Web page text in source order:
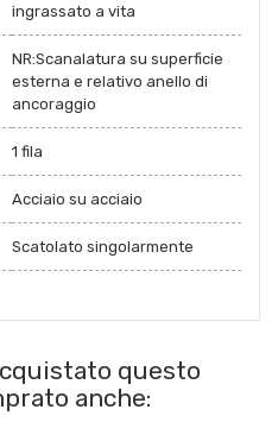
ingrassato a vita
NR:Scanalatura su superficie
esterna e relativo anello di
ancoraggio
1 fila
Acciaio su acciaio
Scatolato singolarmente
questo
anche: